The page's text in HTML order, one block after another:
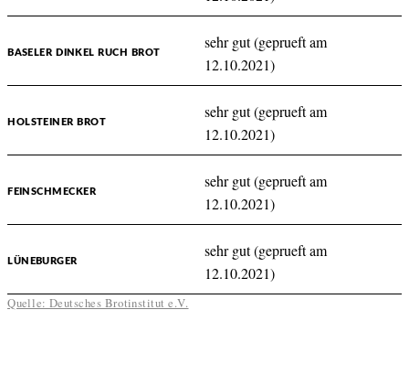
BASELER DINKEL RUCH BROT
sehr gut (geprueft am
12.10.2021)
HOLSTEINER BROT
sehr gut (geprueft am
12.10.2021)
FEINSCHMECKER
sehr gut (geprueft am
12.10.2021)
LÜNEBURGER
sehr gut (geprueft am
12.10.2021)
Quelle: Deutsches Brotinstitut e.V.